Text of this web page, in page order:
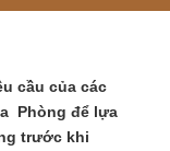
cầu của các
Phòng để lựa
trước khi